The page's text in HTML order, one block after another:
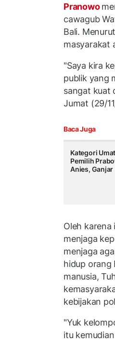
Pranowo
cawagub
Bali.
masyarakat
"Saya kira
publik yang
sangat kuat
Jumat (29/
Baca Juga
Kategori
Pemilih
Anies, Ganjar
Oleh karena
menjaga
menjaga
hidup orang
manusia,
kebijakan
"Yuk
itu